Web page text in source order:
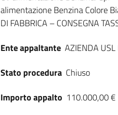
alimentazione Benzina Colore
DI FABBRICA – CONSEGNA
Ente appaltante AZIENDA
Stato procedura Chiuso
Importo appalto 110.000,00 €